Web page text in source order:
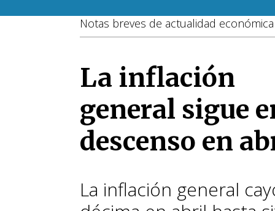
Notas breves de actualidad
La inflación
general sigue
descenso en
La inflación general